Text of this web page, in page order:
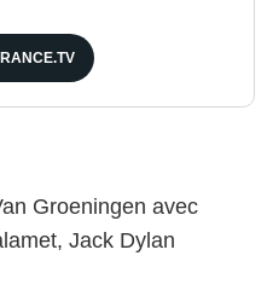
Groeningen avec
Jack Dylan